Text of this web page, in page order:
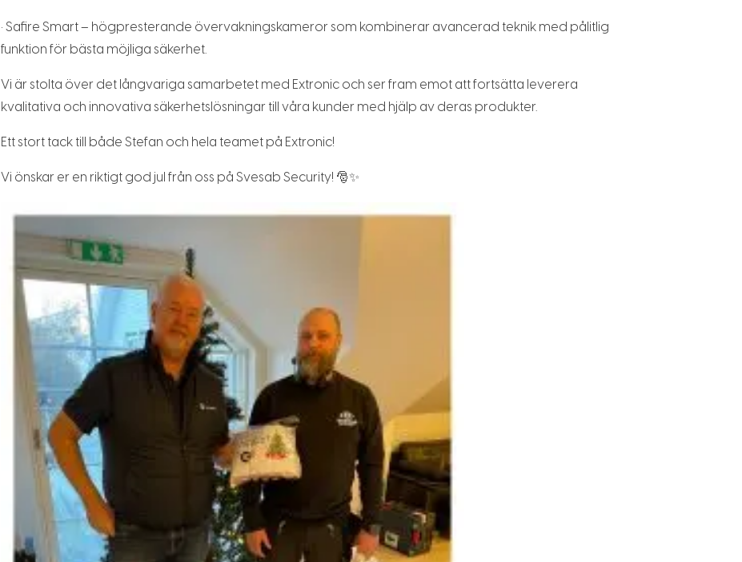
• Safire Smart – högpresterande övervakningskameror som kombinerar avancerad teknik med pålitlig
funktion för bästa möjliga säkerhet.
Vi är stolta över det långvariga samarbetet med Extronic och ser fram emot att fortsätta leverera
kvalitativa och innovativa säkerhetslösningar till våra kunder med hjälp av deras produkter.
Ett stort tack till både Stefan och hela teamet på Extronic!
Vi önskar er en riktigt god jul från oss på Svesab Security! 🎅✨